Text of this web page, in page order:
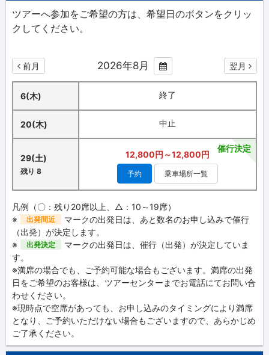
ツアーへ参加をご希望の方は、希望日のボタンをクリッ
クしてください。
前月 2026年8月 翌月
6(木) 終了
20(木) 中止
29(土)
残り 8
催行決定
12,800円～12,800円
予約 乗車場所一覧
凡例（〇：残り20席以上、△：10～19席）
※
出発間近
マークの出発日は、あと数名のお申し込みで催行
（出発）が決定します。
※
出発決定
マークの出発日は、催行（出発）が決定していま
す。
※満席の場合でも、ご予約可能な場合もございます。満席の出発
日をご希望のお客様は、ツアーセンターまでお電話にてお問い合
わせください。
※現時点で空席があっても、お申し込みのタイミングにより満席
となり、ご予約いただけない場合もございますので、あらかじめ
ご了承ください。